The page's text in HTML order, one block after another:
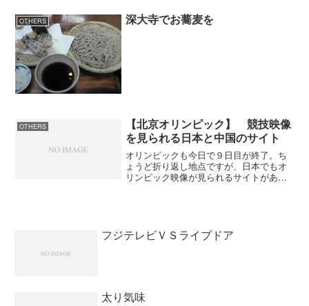
多くなるとピークアウトしています。逆
に、前週の同じ日より増加...
OTHERS 深大寺でお蕎麦を
OTHERS
【北京オリンピック】 競技映像
を見られる日本と中国のサイト
オリンピックも今日で９日目が終了。ち
ょうど折り返し地点ですが、日本でもオ
リンピック映像が見られるサイトがあり
フジテレビＶＳライブドア
太り気味